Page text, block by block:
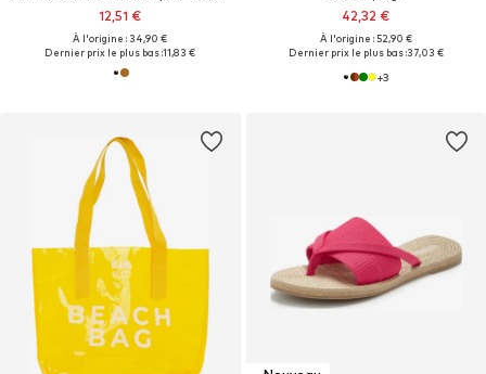
12,51 €
À l'origine : 34,90 €
Dernier prix le plus bas :11,83 €
42,32 €
À l'origine : 52,90 €
Dernier prix le plus bas :37,03 €
+3